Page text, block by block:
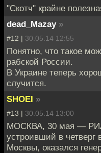
"Скотч" крайне
dead_Mazay »
#12 | 30.05.14 12:55
Понятно, что такое
рабской России.
В Украине теперь
случится.
SHOEI »
#13 | 30.05.14 13:00
МОСКВА, 30 мая —
устроивший в четверг
Москвы, оказался